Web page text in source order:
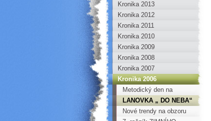
Kronika 2013
Kronika 2012
Kronika 2011
Kronika 2010
Kronika 2009
Kronika 2008
Kronika 2007
Kronika 2006
Metodický den na
skalách v Perštejně
LANOVKA „ DO NEBA“
Nové trendy na obzoru